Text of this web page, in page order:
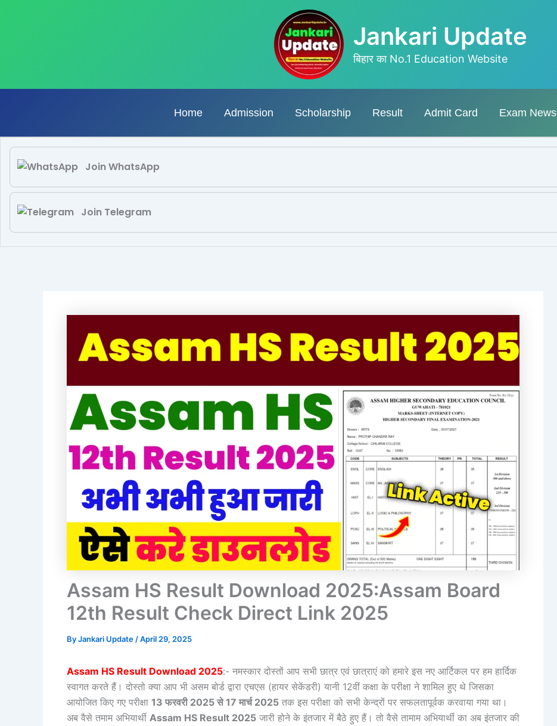
Jankari Update
बिहार का No.1 Education Website
Home Admission Scholarship Result Admit Card Exam News
Join WhatsApp
Join Telegram
Assam HS Result Download 2025:Assam Board
12th Result Check Direct Link 2025
ByJankari Update /April 29, 2025
Assam HS Result Download 2025:- नमस्कार दोस्तों आप सभी छात्र एवं छात्राएं को हमारे इस नए आर्टिकल पर हम हार्दिक
स्वागत करते हैं। दोस्तो क्या आप भी असम बोर्ड द्वारा एचएस (हायर सेकेंडरी) यानी 12वीं कक्षा के परीक्षा ने शामिल हुए थे जिसका
आयोजित किए गए परीक्षा 13 फरवरी 2025 से 17 मार्च 2025 तक इस परीक्षा को सभी केन्द्रों पर सफलतापूर्वक करवाया गया था।
अब वैसे तमाम अभियार्थी Assam HS Result 2025 जारी होने के इंतजार में बैठे हुए हैं। तो वैसे तामाम अभियार्थी का अब इंतजार की